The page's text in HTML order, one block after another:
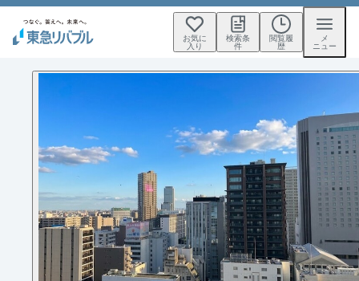
お気に
入り
検索条
件
閲覧履
歴
メ
ニュー